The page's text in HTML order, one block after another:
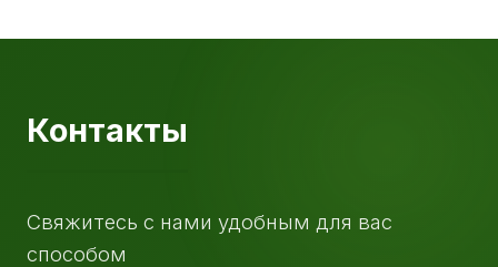
Контакты
Свяжитесь с нами удобным для вас
способом